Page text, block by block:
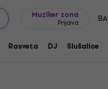
Muziker zona
Prijava BA
Rasveta DJ Slušalice